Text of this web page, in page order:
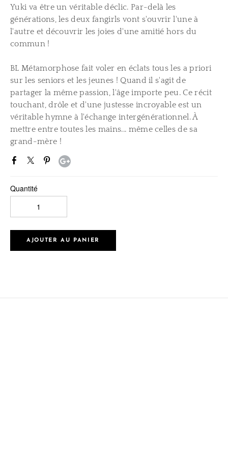
Yuki va être un véritable déclic. Par-delà les
générations, les deux fangirls vont s'ouvrir l'une à
l'autre et découvrir les joies d'une amitié hors du
commun !
BL Métamorphose fait voler en éclats tous les a priori
sur les seniors et les jeunes ! Quand il s'agit de
partager la même passion, l'âge importe peu. Ce récit
touchant, drôle et d'une justesse incroyable est un
véritable hymne à l'échange intergénérationnel. À
mettre entre toutes les mains... même celles de sa
grand-mère !
Quantité
AJOUTER AU PANIER